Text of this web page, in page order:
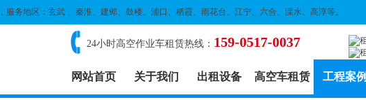
服务地区：玄武 、秦淮、建邺、鼓楼、浦口、栖霞、雨花台、江宁、六合、溧水、高淳等。
24小时高空作业车租赁热线： 159-0517-0037
网站首页 关于我们 出租设备 高空车租赁 工程案例